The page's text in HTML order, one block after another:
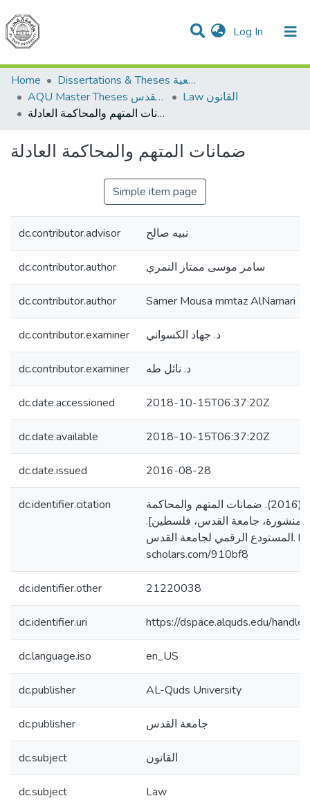
Log In (current)
Communities & Collections
All of DSpace
Home
Dissertations & Theses الرسائل الجامعية
AQU Master Theses الرسائل الجامعية الخاصة بجامعة القدس
Law القانون
ضمانات المتهم والمحاكمة العادلة
ضمانات المتهم والمحاكمة العادلة
Simple item page
dc.contributor.advisor نبيه صالح
dc.contributor.author سامر موسى ممتاز النمري
dc.contributor.author Samer Mousa mmtaz AlNamari
dc.contributor.examiner د. جهاد الكسواني
dc.contributor.examiner د. نائل طه
dc.date.accessioned 2018-10-15T06:37:20Z
dc.date.available 2018-10-15T06:37:20Z
dc.date.issued 2016-08-28
dc.identifier.citation
النمري، سامر موسى. (2016). ضمانات المتهم والمحاكمة
منشورة، جامعة القدس، فلسطين].
المستودع الرقمي لجامعة القدس. https://arab-
scholars.com/910bf8
dc.identifier.other 21220038
dc.identifier.uri https://dspace.alquds.edu/
dc.language.iso en_US
dc.publisher AL-Quds University
dc.publisher جامعة القدس
dc.subject القانون
dc.subject Law